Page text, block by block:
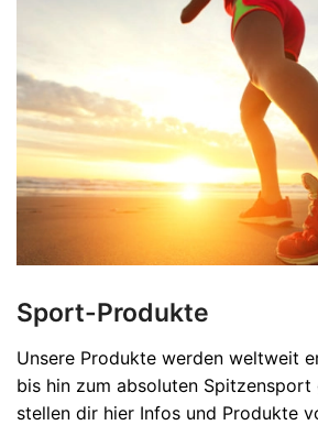
Sport-Produkte
Unsere Produkte werden weltweit
bis hin zum absoluten Spitzensport
stellen dir hier Infos und Produkte